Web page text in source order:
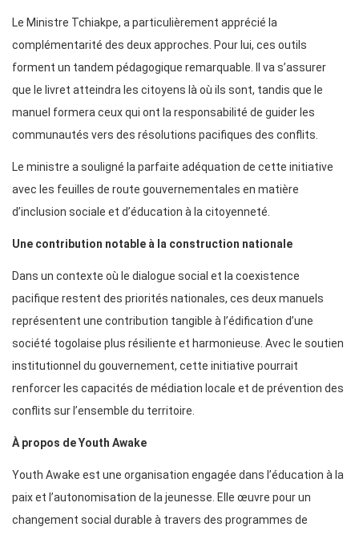
Le Ministre Tchiakpe, a particulièrement apprécié la
complémentarité des deux approches. Pour lui, ces outils
forment un tandem pédagogique remarquable. Il va s’assurer
que le livret atteindra les citoyens là où ils sont, tandis que le
manuel formera ceux qui ont la responsabilité de guider les
communautés vers des résolutions pacifiques des conflits.
Le ministre a souligné la parfaite adéquation de cette initiative
avec les feuilles de route gouvernementales en matière
d’inclusion sociale et d’éducation à la citoyenneté.
Une contribution notable à la construction nationale
Dans un contexte où le dialogue social et la coexistence
pacifique restent des priorités nationales, ces deux manuels
représentent une contribution tangible à l’édification d’une
société togolaise plus résiliente et harmonieuse. Avec le soutien
institutionnel du gouvernement, cette initiative pourrait
renforcer les capacités de médiation locale et de prévention des
conflits sur l’ensemble du territoire.
À propos de Youth Awake
Youth Awake est une organisation engagée dans l’éducation à la
paix et l’autonomisation de la jeunesse. Elle œuvre pour un
changement social durable à travers des programmes de